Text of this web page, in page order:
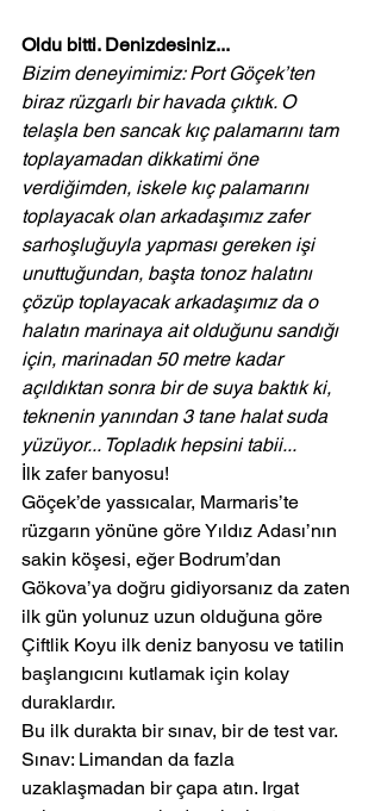
Oldu bitti. Denizdesiniz...
Bizim deneyimimiz: Port Göçek’ten
biraz rüzgarlı bir havada çıktık. O
telaşla ben sancak kıç palamarını tam
toplayamadan dikkatimi öne
verdiğimden, iskele kıç palamarını
toplayacak olan arkadaşımız zafer
sarhoşluğuyla yapması gereken işi
unuttuğundan, başta tonoz halatını
çözüp toplayacak arkadaşımız da o
halatın marinaya ait olduğunu sandığı
için, marinadan 50 metre kadar
açıldıktan sonra bir de suya baktık ki,
teknenin yanından 3 tane halat suda
yüzüyor... Topladık hepsini tabii...
İlk zafer banyosu!
Göçek’de yassıcalar, Marmaris’te
rüzgarın yönüne göre Yıldız Adası’nın
sakin köşesi, eğer Bodrum’dan
Gökova’ya doğru gidiyorsanız da zaten
ilk gün yolunuz uzun olduğuna göre
Çiftlik Koyu ilk deniz banyosu ve tatilin
başlangıcını kutlamak için kolay
duraklardır.
Bu ilk durakta bir sınav, bir de test var.
Sınav: Limandan da fazla
uzaklaşmadan bir çapa atın. Irgat